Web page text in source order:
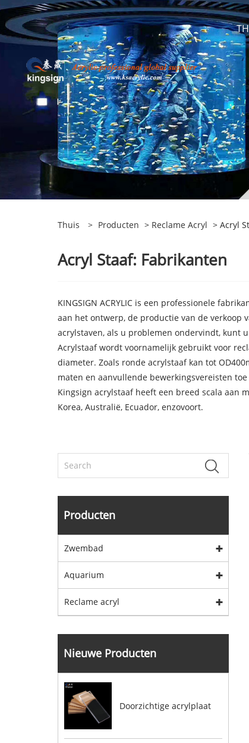
Thuis > Producten > Reclame Acryl > Acryl
Acryl Staaf: Fabrikanten
KINGSIGN ACRYLIC is een professionele
aan het ontwerp, de productie van de verkoop
acrylstaven, als u problemen ondervindt, kunt
Acrylstaaf wordt voornamelijk gebruikt voor
diameter. Zoals ronde acrylstaaf kan tot
maten en aanvullende bewerkingsvereisten toe
Kingsign acrylstaaf heeft een breed scala aan
Korea, Australië, Ecuador, enzovoort.
Producten
Zwembad
Aquarium
Reclame acryl
Nieuwe Producten
Doorzichtige acrylplaat